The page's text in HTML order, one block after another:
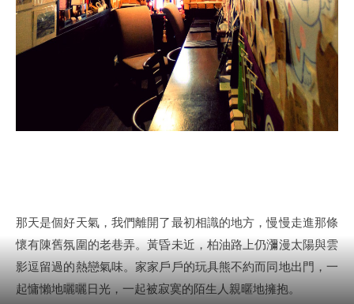
那天是個好天氣，我們離開了最初相識的地方，慢慢走進那條
懷有陳舊氛圍的老巷弄。黃昏未近，柏油路上仍瀰漫太陽與雲
影逗留過的熱戀氣味。家家戶戶的玩具熊不約而同地出門，一
起慵懶地曬曬日光，一起被寂寞的陌生人親暱地擁抱。